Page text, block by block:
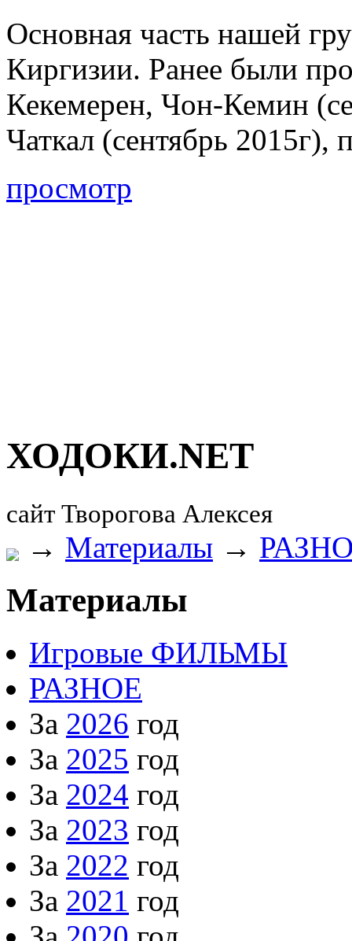
Основная часть нашей
Киргизии. Ранее были
Кекемерен, Чон-Кемин
Чаткал (сентябрь 2015г),
просмотр
ХОДОКИ.NET
сайт Творогова Алексея
→ Материалы →
Материалы
Игровые ФИЛЬМЫ
РАЗНОЕ
За 2026 год
За 2025 год
За 2024 год
За 2023 год
За 2022 год
За 2021 год